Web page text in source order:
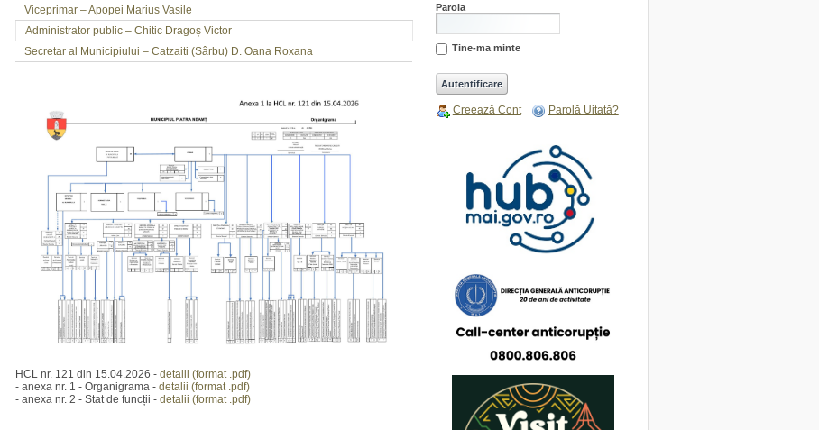
Viceprimar – Apopei Marius Vasile
Administrator public – Chitic Dragoș Victor
Secretar al Municipiului – Catzaiti (Sârbu) D. Oana Roxana
HCL nr. 121 din 15.04.2026 - detalii (format .pdf)
- anexa nr. 1 - Organigrama - detalii (format .pdf)
- anexa nr. 2 - Stat de funcții - detalii (format .pdf)
Parola
Tine-ma minte
Creează Cont Parolă Uitată?